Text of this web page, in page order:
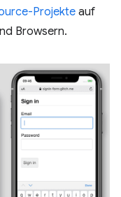
Projekte auf
Browsern.